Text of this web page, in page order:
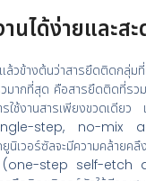
านได้ง่ายและส
ต้นว่าสารยึดติดกลุ่มที่น่า
มากที่สุด คือสารยึดติดที่รว
ใช้งานสารเพียงขวดเดียว
step, no-mix
เวอร์ซัลจะมีความคล้ายค
(one-step self-etch